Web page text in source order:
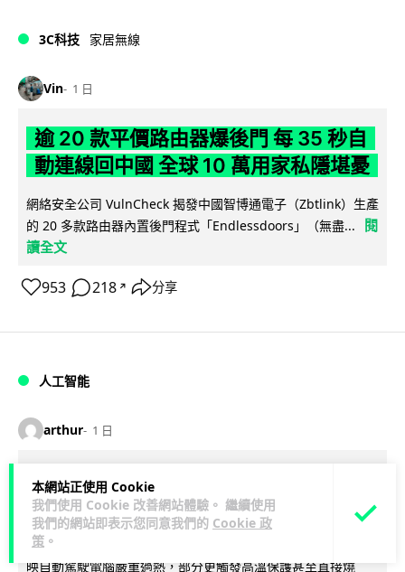
本網站正使用 Cookie
我們使用 Cookie 改善網站體驗。 繼續使用
我們的網站即表示您同意我們的 Cookie 政
策 。
3C科技 家居無線
Vin 1 日
逾 20 款平價路由器爆後門 每 35 秒自
動連線回中國 全球 10 萬用家私隱堪憂
網絡安全公司 VulnCheck 揭發中國智博通電子（Zbtlink）生產
的 20 多款路由器內置後門程式「Endlessdoors」（無盡...
閱
讀全文
953 218 ↗ 分享
人工智能
arthur 1 日
Tesla HW3 舊硬件裝 FSD v14 Lite 頻
現過熱 部分電腦損毀車主須自費維修
Tesla 向 HW3 舊車款推送 FSD v14 Lite 系統，引發大量車主反
映自動駕駛電腦嚴重過熱，部分更觸發高溫保護甚至直接燒